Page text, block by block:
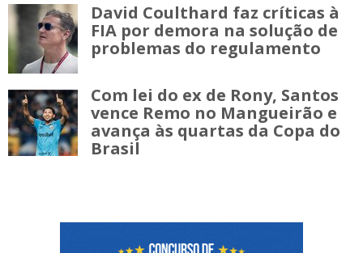
David Coulthard faz críticas à
FIA por demora na solução de
problemas do regulamento
Com lei do ex de Rony, Santos
vence Remo no Mangueirão e
avança às quartas da Copa do
Brasil